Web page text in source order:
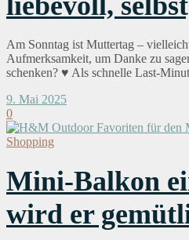
Am Sonntag ist Muttertag –
Aufmerksamkeit, um Danke zu
schenken? ♥ Als schnelle Last-
9. Mai 2025
0
Shopping
Mini-Balkon
wird er